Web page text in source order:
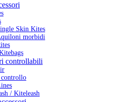
Skin Kites
morbidi
controllabili
/ Kiteleash